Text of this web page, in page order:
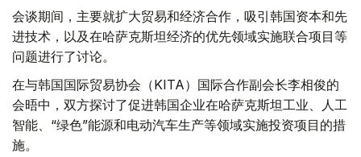
会谈期间，主要就扩大贸易和经济合作，吸引韩国资本和先
进技术，以及在哈萨克斯坦经济的优先领域实施联合项目等
问题进行了讨论。
在与韩国国际贸易协会（KITA）国际合作副会长李相俊的
会晤中，双方探讨了促进韩国企业在哈萨克斯坦工业、人工
智能、“绿色”能源和电动汽车生产等领域实施投资项目的措
施。